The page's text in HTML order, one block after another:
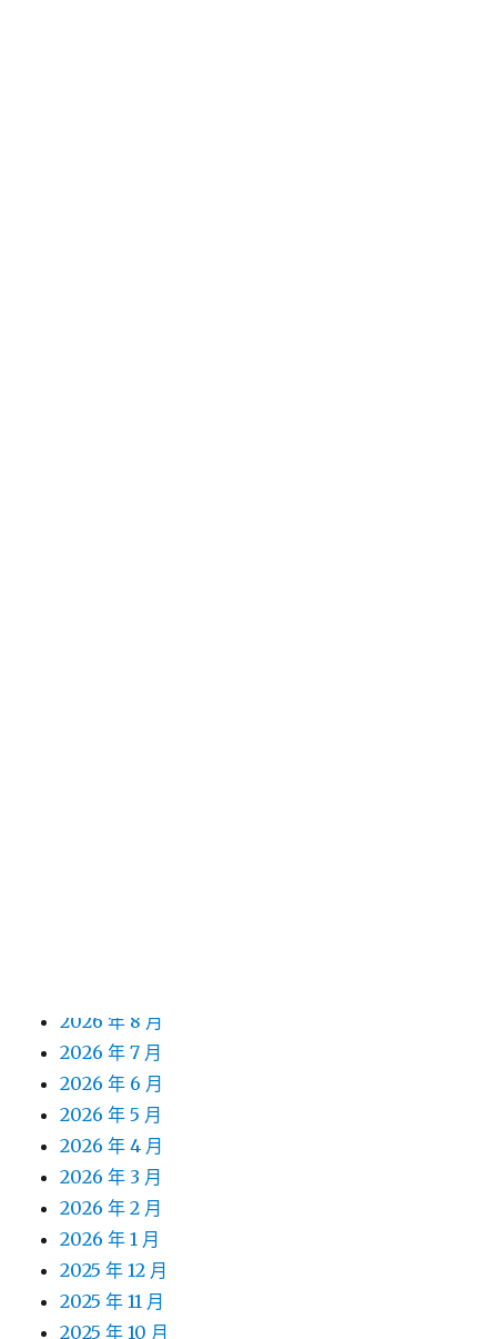
2026 年 8 月
2026 年 7 月
2026 年 6 月
2026 年 5 月
2026 年 4 月
2026 年 3 月
2026 年 2 月
2026 年 1 月
2025 年 12 月
2025 年 11 月
2025 年 10 月